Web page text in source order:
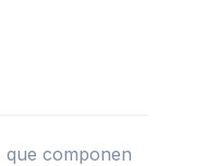
componen